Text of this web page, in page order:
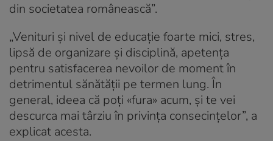
din societatea românească”.
„Venituri și nivel de educație foarte mici, stres,
lipsă de organizare și disciplină, apetența
pentru satisfacerea nevoilor de moment în
detrimentul sănătății pe termen lung. În
general, ideea că poți «fura» acum, și te vei
descurca mai târziu în privința consecințelor”, a
explicat acesta.